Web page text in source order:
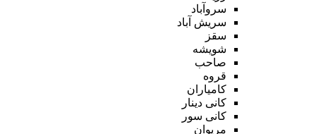
سروآباد
سریش آباد
سقز
شویشه
صاحب
قروه
کامیاران
کانی دینار
کانی سور
مریوان